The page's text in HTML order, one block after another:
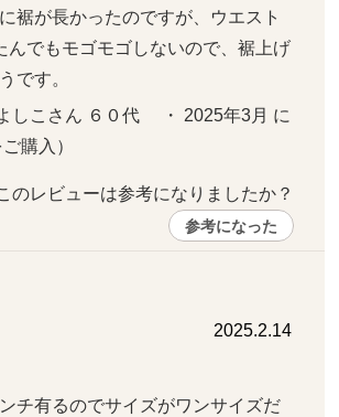
裾が長かったのですが、ウエスト
んでもモゴモゴしないので、裾上げ
です。
しこさん ６０代     ・ 2025年3月 に
購入）
のレビューは参考になりましたか？
参考になった
2025.2.14
チ有るのでサイズがワンサイズだ